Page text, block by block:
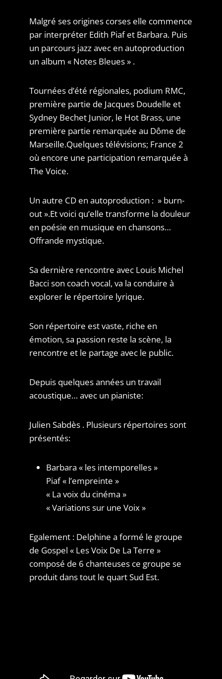
Malgré ses origines corses elle commence
par interpréter Edith Piaf et Barbara. Puis
un parcours jazz avec en autoproduction
un album « Notes Bleues » .
Tournées d’été régionales, podium RMC,
première partie de Jacques Doudelle et
Sydney Bechet Junior, le Hot Brass, une
première partie remarquée au Dôme de
Marseille.Quelques télévisions; France 2
où encore une participation remarquée à
The Voice.
Un autre CD en autoproduction : » burn-
out ».Et voici qu’elle transforme la douleur
en poésie en musique en chansons…
Offrande mystique.
Sa dernière rencontre avec Louis Michel
Bacci son coach vocal, va la conduire à
explorer le répertoire lyrique.
Son répertoire est vaste, riche en
émotion, sa passion reste la scène, la
rencontre et le partage avec le public.
Depuis quelques années un travail
acoustique… avec un pianiste:
Julien Sabdès . Plusieurs répertoires sont
présentés:
Barbara « les intemporelles »
Piaf « l’empreinte »
« La voix du cinéma »
« Variations sur une Voix »
Egalement : Delphine a formé le groupe
de Gospel « Les Voix De La Terre »
composé de 6 chanteuses ce groupe se
produit dans tout le quart Sud Est.